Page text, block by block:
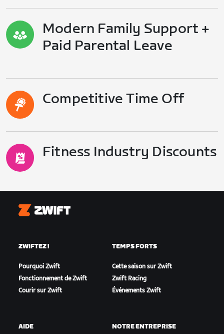
Modern Family Support +
Paid Parental Leave
Competitive Time Off
Fitness Industry Discounts
Zwift
ZWIFTEZ !
Pourquoi Zwift
Fonctionnement de Zwift
Courir sur Zwift
TEMPS FORTS
Cette saison sur Zwift
Zwift Racing
Événements Zwift
AIDE NOTRE ENTREPRISE